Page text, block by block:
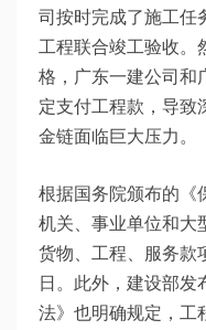
司按时完成了施工
工程联合竣工验收。
格，广东一建公司和
定支付工程款，导致
金链面临巨大压力。
根据国务院颁布的《
机关、事业单位和大
货物、工程、服务款
日。此外，建设部发
法》也明确规定，工